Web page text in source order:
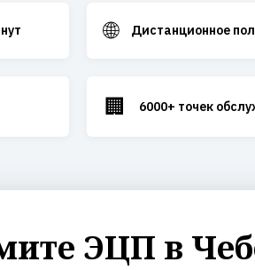
🌐 Дистанционное
🏢 6000+ точек
ЭЦП в